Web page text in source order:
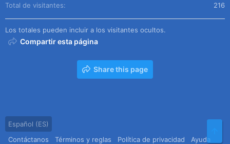
Total de visitantes
216
Los totales pueden incluir a los visitantes ocultos.
Compartir esta página
Share this page
Español (ES)
Contáctanos
Términos y reglas Política de privacidad Ayuda